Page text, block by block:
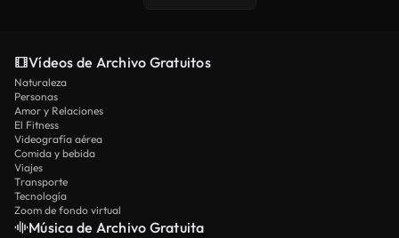
Vídeos de Archivo Gratuitos
Naturaleza
Personas
Amor y Relaciones
El Fitness
Videografía aérea
Comida y bebida
Viajes
Transporte
Tecnología
Zoom de fondo virtual
Música de Archivo Gratuita